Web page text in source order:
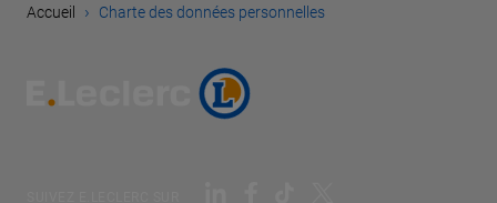
Accueil › Charte des données personnelles